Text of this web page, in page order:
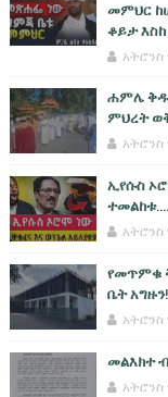
መምህር
ቆይታ
ሐምሌ
ምህረት
ኢየሱስ
የመጥምቁ
ቤት
መልእክተ